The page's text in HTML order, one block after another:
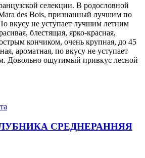
селекции. В родословной
des Bois, признанный лучшим по
вкусу не уступает лучшим летним
блестящая, ярко-красная,
кончиком, очень крупная, до 45
ароматная, по вкусу не уступает
Довольно ощутимый привкус лесной
СРЕДНЕРАННЯЯ